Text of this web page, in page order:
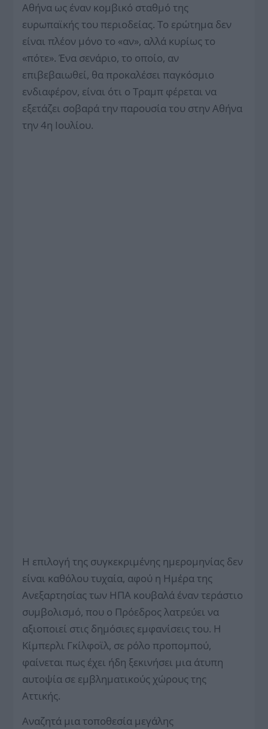
Αθήνα ως έναν κομβικό σταθμό της
ευρωπαϊκής του περιοδείας. Το ερώτημα δεν
είναι πλέον μόνο το «αν», αλλά κυρίως το
«πότε». Ένα σενάριο, το οποίο, αν
επιβεβαιωθεί, θα προκαλέσει παγκόσμιο
ενδιαφέρον, είναι ότι ο Τραμπ φέρεται να
εξετάζει σοβαρά την παρουσία του στην Αθήνα
την 4η Ιουλίου.
Η επιλογή της συγκεκριμένης ημερομηνίας δεν
είναι καθόλου τυχαία, αφού η Ημέρα της
Ανεξαρτησίας των ΗΠΑ κουβαλά έναν τεράστιο
συμβολισμό, που ο Πρόεδρος λατρεύει να
αξιοποιεί στις δημόσιες εμφανίσεις του. Η
Κίμπερλι Γκίλφοϊλ, σε ρόλο προπομπού,
φαίνεται πως έχει ήδη ξεκινήσει μια άτυπη
αυτοψία σε εμβληματικούς χώρους της
Αττικής.
Αναζητά μια τοποθεσία μεγάλης